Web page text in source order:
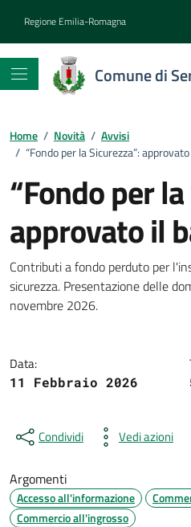
Regione Emilia-Romagna
Comune di
Home / Novità / Avvisi
/ “Fondo per la Sicurezza”:
“Fondo per
approvato il
Contributi a fondo perduto per
sicurezza. Presentazione delle
novembre 2026.
Data:
11 Febbraio 2026
Condividi Vedi azioni
Argomenti
Accesso all'informazione
Commercio all'ingrosso